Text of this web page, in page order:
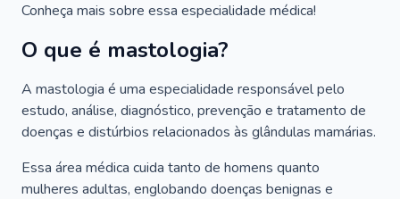
Conheça mais sobre essa especialidade médica!
O que é mastologia?
A mastologia é uma especialidade responsável pelo
estudo, análise, diagnóstico, prevenção e tratamento de
doenças e distúrbios relacionados às glândulas mamárias.
Essa área médica cuida tanto de homens quanto
mulheres adultas, englobando doenças benignas e